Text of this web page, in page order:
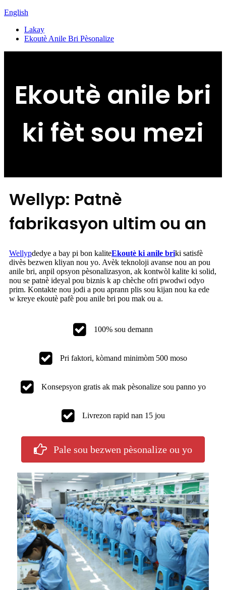
English
Lakay
Ekoutè Anile Bri Pèsonalize
Ekoutè anile bri
ki fèt sou mezi
Wellyp: Patnè
fabrikasyon ultim ou an
Wellypdedye a bay pi bon kaliteEkoutè ki anile briki satisfè
divès bezwen kliyan nou yo. Avèk teknoloji avanse nou an pou
anile bri, anpil opsyon pèsonalizasyon, ak kontwòl kalite ki solid,
nou se patnè ideyal pou biznis k ap chèche ofri pwodwi odyo
prim. Kontakte nou jodi a pou aprann plis sou kijan nou ka ede
w kreye ekoutè pafè pou anile bri pou mak ou a.
100% sou demann
Pri faktori, kòmand minimòm 500 moso
Konsepsyon gratis ak mak pèsonalize sou panno yo
Livrezon rapid nan 15 jou
Pale sou bezwen pèsonalize ou yo